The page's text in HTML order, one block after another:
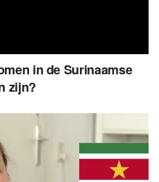
in de Surinaamse
zijn?